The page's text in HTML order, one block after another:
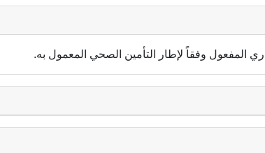
وفقاً لإطار التأمين الصحي المعمول به.